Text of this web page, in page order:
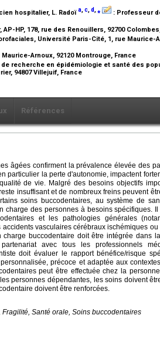
hospitalier, L. Radoïa,c,d,⁎ : Professeur
HP, 178, rue des Renouillers, 92700
Université Paris-Cité, 1, rue Maurice-
Arnoux, 92120 Montrouge, France
recherche en épidémiologie et santé des
94807 Villejuif, France
Références
âgées confirment la prévalence élevée des
particulier la perte d'autonomie, impactent
de vie. Malgré des besoins objectifs
insuffisant et de nombreux freins peuvent
soins buccodentaires, au système de
charge des personnes à besoins spécifiques. Il
et les pathologies générales
vasculaires cérébraux ischémiques ou
buccodentaire doit être intégrée dans
avec tous les professionnels
doit évaluer le rapport bénéfice/risque
précoce et adaptée aux
peut être effectuée chez la
personnes dépendantes, les soins doivent
doivent être renforcées.
Santé orale, Soins buccodentaires